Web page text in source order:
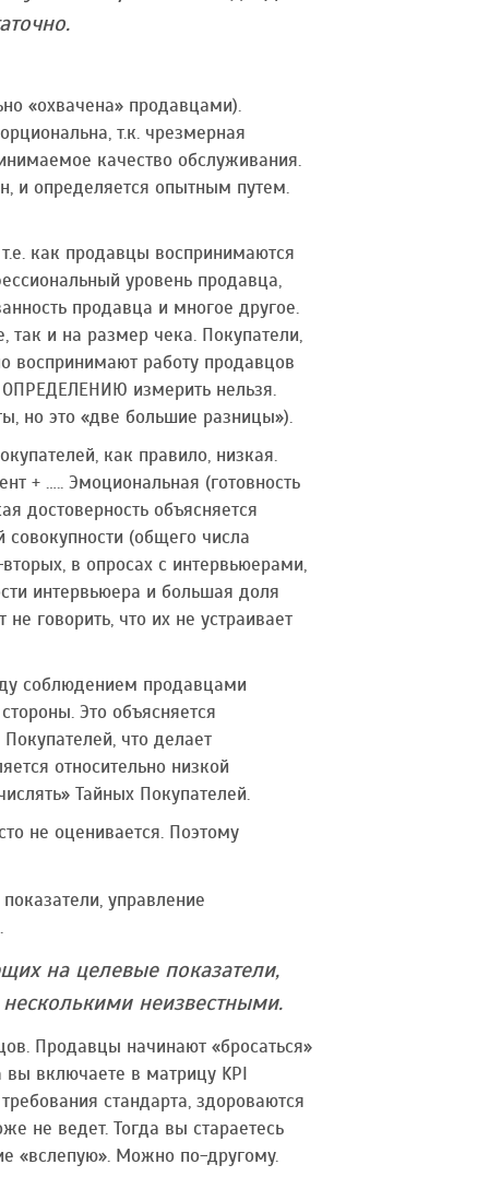
«охвачена» продавцами).
т.к. чрезмерная
качество обслуживания.
и определяется опытным путем.
как продавцы воспринимаются
уровень продавца,
продавца и многое другое.
так и на размер чека. Покупатели,
работу продавцов
измерить нельзя.
но это «две большие разницы»).
как правило, низкая.
+ ….. Эмоциональная (готовность
достоверность объясняется
(общего числа
в опросах с интервьюерами,
интервьюера и большая доля
говорить, что их не устраивает
соблюдением продавцами
Это объясняется
что делает
относительно низкой
Тайных Покупателей.
не оценивается. Поэтому
управление
на целевые показатели,
неизвестными.
Продавцы начинают «бросаться»
вы включаете в матрицу KPI
стандарта, здороваются
не ведет. Тогда вы стараетесь
«вслепую». Можно по-другому.